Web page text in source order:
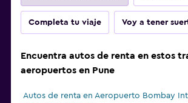
Completa tu viaje Voy a tener
Encuentra autos de renta en estos
aeropuertos en Pune
Autos de renta en Aeropuerto Bombay